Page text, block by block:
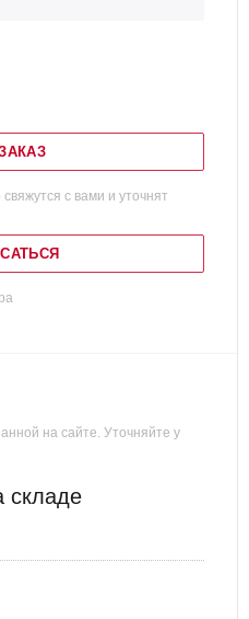
с вами и уточнят
на сайте. Уточняйте у
складе